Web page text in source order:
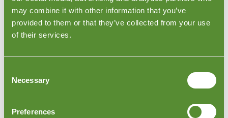
may combine it with other information that you’ve
provided to them or that they’ve collected from your use
of their services.
Selection
Necessary
Preferences
progresso da inspeção e fornecer um relatório de
inspeção no prazo de um dia após a conclusão da
inspeção.
clientes o melhor serviço possível. É por isso que a
coordenador de inspeção. A função de um
coordenador de inspeção é auxiliar nossos clientes a
aconselhamento e orientação após a inspeção.